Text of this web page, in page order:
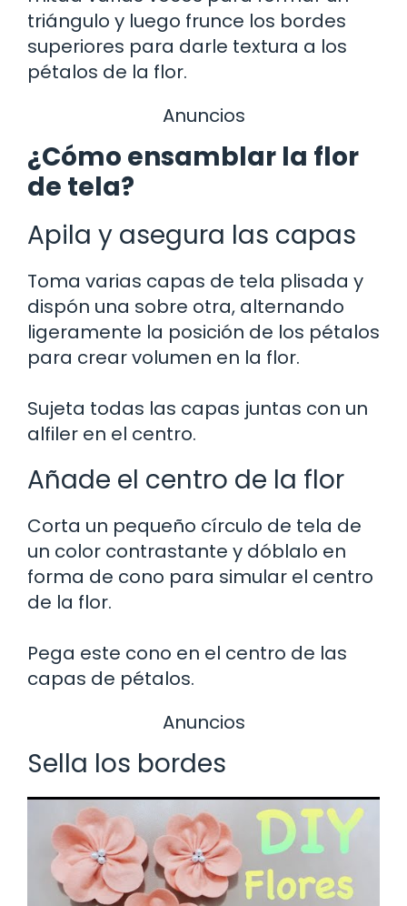
triángulo y luego frunce los bordes
superiores para darle textura a los
pétalos de la flor.
Anuncios
¿Cómo ensamblar la flor
de tela?
Apila y asegura las capas
Toma varias capas de tela plisada y
dispón una sobre otra, alternando
ligeramente la posición de los pétalos
para crear volumen en la flor.
Sujeta todas las capas juntas con un
alfiler en el centro.
Añade el centro de la flor
Corta un pequeño círculo de tela de
un color contrastante y dóblalo en
forma de cono para simular el centro
de la flor.
Pega este cono en el centro de las
capas de pétalos.
Anuncios
Sella los bordes